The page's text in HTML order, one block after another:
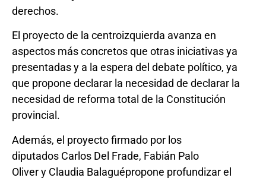
derechos.
El proyecto de la centroizquierda avanza en
aspectos más concretos que otras iniciativas ya
presentadas y a la espera del debate político, ya
que propone declarar la necesidad de declarar la
necesidad de reforma total de la Constitución
provincial.
Además, el proyecto firmado por los
diputados Carlos Del Frade, Fabián Palo
Oliver y Claudia Balaguépropone profundizar el